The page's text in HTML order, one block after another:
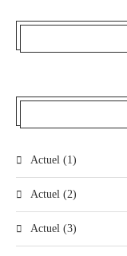
Actuel (1)
Actuel (2)
Actuel (3)